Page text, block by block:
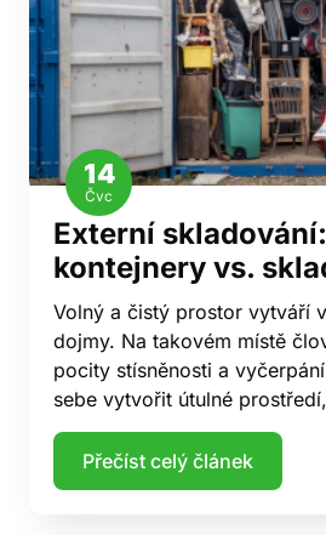
14
Čvc
Externí
kontejnery vs.
Volný a čistý prostor vytváří
dojmy. Na takovém místě
pocity stísněnosti a
sebe vytvořit útulné
Přečíst celý článek